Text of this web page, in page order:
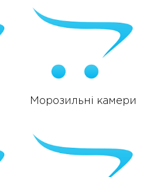
Морозильні камери